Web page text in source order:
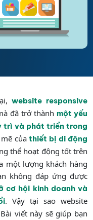
website responsive
đã trở thành một yếu
trì và phát triển trong
củathiết bị di động
thể hoạt động tốt trên
một lượng khách hàng
không đáp ứng được
cơ hội kinh doanh và
. Vậy tại sao website
viết này sẽ giúp bạn